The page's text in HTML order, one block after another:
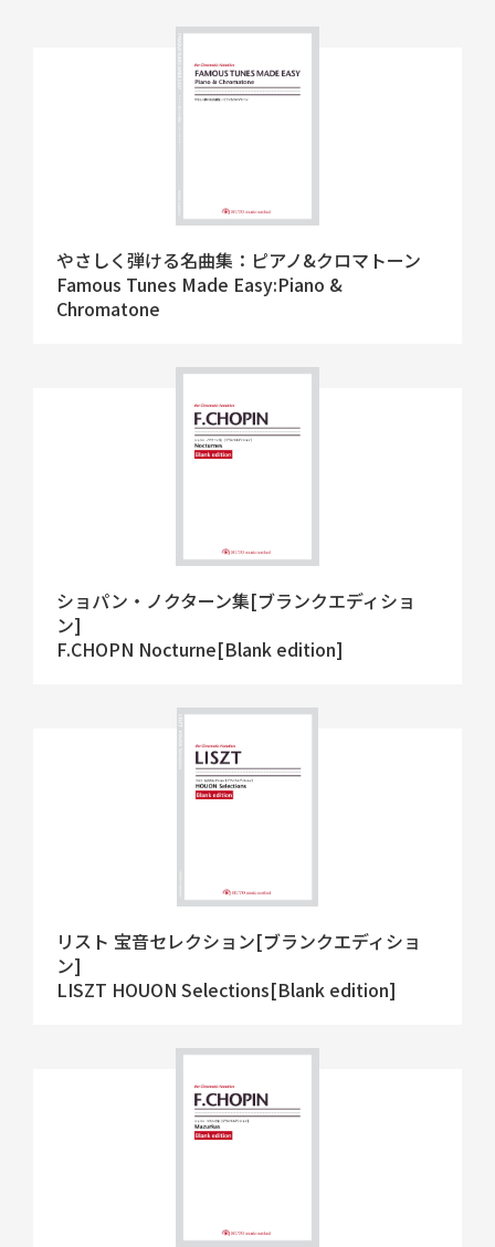
やさしく弾ける名曲集：ピアノ&クロマトーン
Famous Tunes Made Easy:Piano &
Chromatone
ショパン・ノクターン集[ブランクエディショ
ン]
F.CHOPN Nocturne[Blank edition]
リスト 宝音セレクション[ブランクエディショ
ン]
LISZT HOUON Selections[Blank edition]